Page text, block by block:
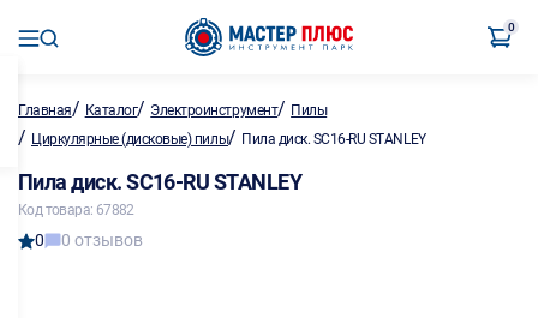
0
Главная/ Каталог/ Электроинструмент/ Пилы
/ Циркулярные (дисковые) пилы/ Пила диск. SC16-RU STANLEY
Пила диск. SC16-RU STANLEY
Код товара: 67882
0 0 отзывов